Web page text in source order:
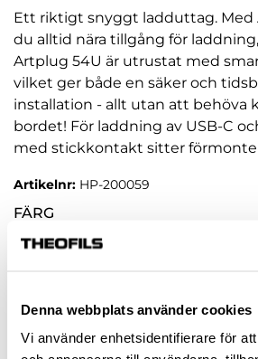
Denna webbplats använder cookies
Vi använder enhetsidentifierare för
Ett riktigt snyggt ladduttag. Med
du alltid nära tillgång för
Artplug 54U är utrustat med
vilket ger både en säker och
installation - allt utan att behöva
bordet! För laddning av USB-C
med stickkontakt sitter
Artikelnr: HP-200059
FÄRG
SVART